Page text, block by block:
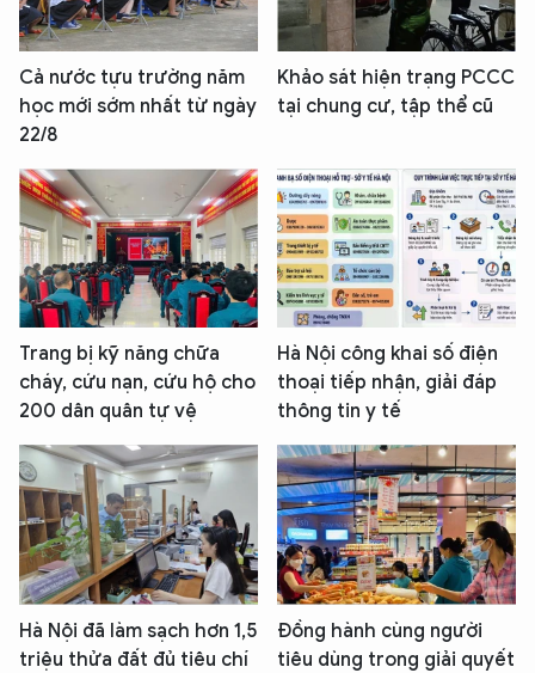
Cả nước tựu trường năm
học mới sớm nhất từ ngày
22/8
Khảo sát hiện trạng PCCC
tại chung cư, tập thể cũ
Trang bị kỹ năng chữa
cháy, cứu nạn, cứu hộ cho
200 dân quân tự vệ
Hà Nội công khai số điện
thoại tiếp nhận, giải đáp
thông tin y tế
Hà Nội đã làm sạch hơn 1,5
triệu thửa đất đủ tiêu chí
Đồng hành cùng người
tiêu dùng trong giải quyết